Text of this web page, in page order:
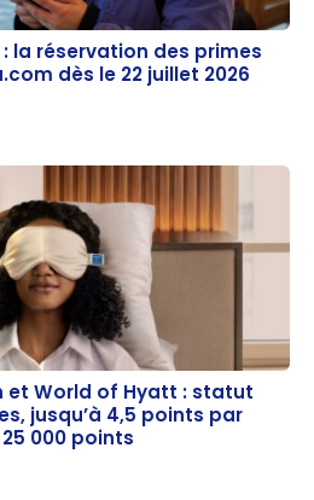
la réservation des primes
dès le 22 juillet 2026
la réservation des primes
dès le 22 juillet 2026
World of Hyatt : statut
jusqu’à 4,5 points par dollar
points
et World of Hyatt : statut
jusqu’à 4,5 points par
000 points